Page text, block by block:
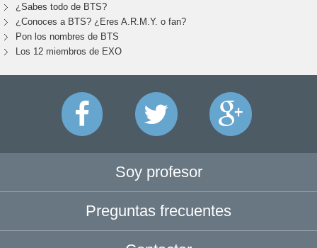
¿Sabes todo de BTS?
¿Conoces a BTS? ¿Eres A.R.M.Y. o fan?
Pon los nombres de BTS
Los 12 miembros de EXO
Soy profesor
Preguntas frecuentes